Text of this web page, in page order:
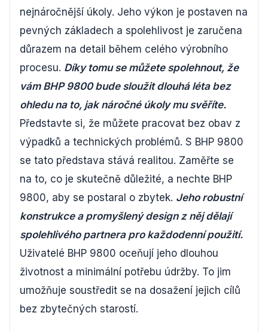
nejnáročnější úkoly. Jeho výkon je postaven na
pevných základech a spolehlivost je zaručena
důrazem na detail během celého výrobního
procesu. Díky tomu se můžete spolehnout, že
vám BHP 9800 bude sloužit dlouhá léta bez
ohledu na to, jak náročné úkoly mu svěříte.
Představte si, že můžete pracovat bez obav z
výpadků a technických problémů. S BHP 9800
se tato představa stává realitou. Zaměřte se
na to, co je skutečně důležité, a nechte BHP
9800, aby se postaral o zbytek. Jeho robustní
konstrukce a promyšlený design z něj dělají
spolehlivého partnera pro každodenní použití.
Uživatelé BHP 9800 oceňují jeho dlouhou
životnost a minimální potřebu údržby. To jim
umožňuje soustředit se na dosažení jejich cílů
bez zbytečných starostí.